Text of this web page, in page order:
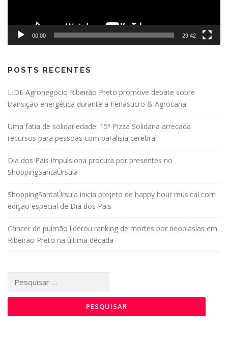
00:00 29:42
POSTS RECENTES
LIDE Agronegócio Ribeirão Preto promove debate sobre
transição energética durante a Fenasucro & Agrocana
Uma fatia de solidariedade: 15ª Pizza Solidária arrecada
recursos para pessoas com paralisia cerebral
Dia dos Pais impulsiona procura por presentes no
ShoppingSantaÚrsula
ShoppingSantaÚrsula inicia projeto de happy hour musical com
edição especial de Dia dos Pais
Câncer de pulmão liderou ranking de mortes por neoplasias em
Ribeirão Preto na última década
por: